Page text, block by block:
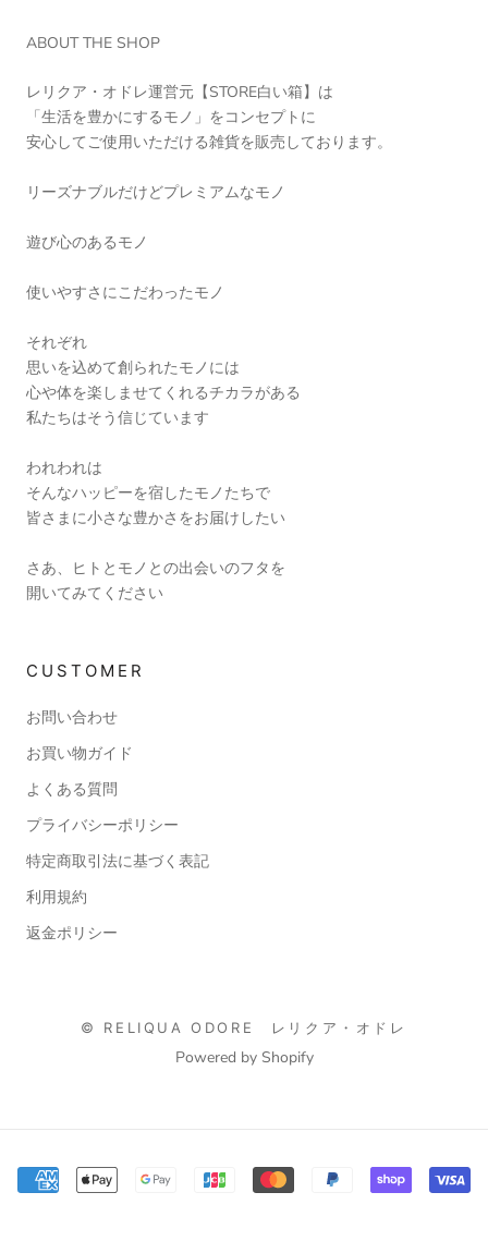
ABOUT THE SHOP
レリクア・オドレ運営元【STORE白い箱】は
「生活を豊かにするモノ」をコンセプトに
安心してご使用いただける雑貨を販売しております。
リーズナブルだけどプレミアムなモノ
遊び心のあるモノ
使いやすさにこだわったモノ
それぞれ
思いを込めて創られたモノには
心や体を楽しませてくれるチカラがある
私たちはそう信じています
われわれは
そんなハッピーを宿したモノたちで
皆さまに小さな豊かさをお届けしたい
さあ、ヒトとモノとの出会いのフタを
開いてみてください
CUSTOMER
お問い合わせ
お買い物ガイド
よくある質問
プライバシーポリシー
特定商取引法に基づく表記
利用規約
返金ポリシー
© RELIQUA ODORE レリクア・オドレ
Powered by Shopify